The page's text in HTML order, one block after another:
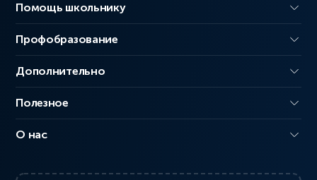
Помощь школьнику
Профобразование
Дополнительно
Полезное
О нас